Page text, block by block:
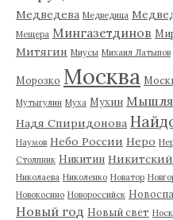
Медведева Медведица
Мещера Мингазетдинов
Митягин Миусы Михаил Латыпов
Морозко Москва
Мутыгулин Муха Мухин
Надя Спиридонова
Наумов Небо России Неро
Столпник Никитин
Николаева Николенко Новатор
Новокосино Новороссийск
Новый год Новый свет